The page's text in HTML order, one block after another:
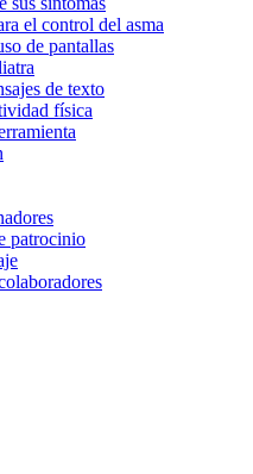
el control del asma
de pantallas
de texto
física
patrocinio